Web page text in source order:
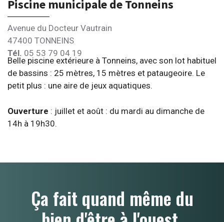
Piscine municipale de Tonneins
Avenue du Docteur Vautrain
47400 TONNEINS
Tél. 05 53 79 04 19
Belle piscine extérieure à Tonneins, avec son lot habituel
de bassins : 25 mètres, 15 mètres et pataugeoire. Le
petit plus : une aire de jeux aquatiques.
Ouverture : juillet et août : du mardi au dimanche de
14h à 19h30.
Ça fait quand même du